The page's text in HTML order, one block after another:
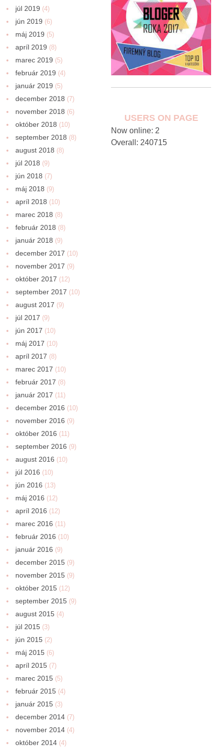
júl 2019 (4)
jún 2019 (6)
máj 2019 (5)
apríl 2019 (8)
marec 2019 (5)
február 2019 (4)
január 2019 (5)
december 2018 (7)
november 2018 (6)
október 2018 (10)
september 2018 (8)
august 2018 (8)
júl 2018 (9)
jún 2018 (7)
máj 2018 (9)
apríl 2018 (10)
marec 2018 (8)
február 2018 (8)
január 2018 (9)
december 2017 (10)
november 2017 (9)
október 2017 (12)
september 2017 (10)
august 2017 (9)
júl 2017 (9)
jún 2017 (10)
máj 2017 (10)
apríl 2017 (8)
marec 2017 (10)
február 2017 (8)
január 2017 (11)
december 2016 (10)
november 2016 (9)
október 2016 (11)
september 2016 (9)
august 2016 (10)
júl 2016 (10)
jún 2016 (13)
máj 2016 (12)
apríl 2016 (12)
marec 2016 (11)
február 2016 (10)
január 2016 (9)
december 2015 (9)
november 2015 (9)
október 2015 (12)
september 2015 (9)
august 2015 (4)
júl 2015 (3)
jún 2015 (2)
máj 2015 (6)
apríl 2015 (7)
marec 2015 (5)
február 2015 (4)
január 2015 (3)
december 2014 (7)
november 2014 (4)
október 2014 (4)
USERS ON PAGE
Now online: 2
Overall: 240715